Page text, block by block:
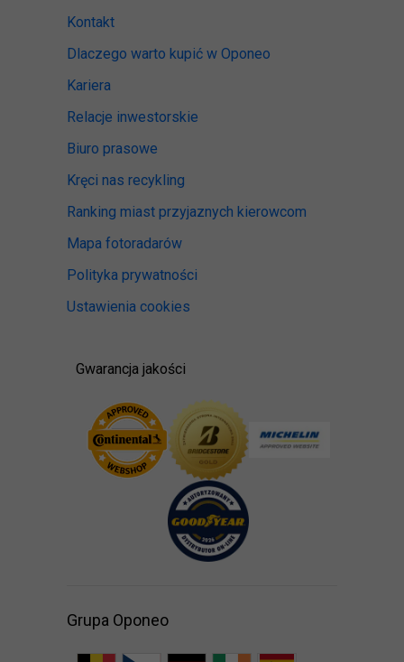
Kontakt
Dlaczego warto kupić w Oponeo
Kariera
Relacje inwestorskie
Biuro prasowe
Kręci nas recykling
Ranking miast przyjaznych kierowcom
Mapa fotoradarów
Polityka prywatności
Ustawienia cookies
Gwarancja jakości
Grupa Oponeo